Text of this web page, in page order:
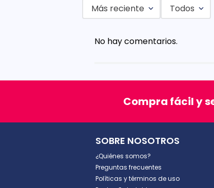
Título
★★★★
Tu nombre
Dirección de email
Más reciente Todos
No hay comentarios.
Compra fácil y
SOBRE NOSOTROS
¿Quiénes somos?
Preguntas frecuentes
Políticas y términos de uso